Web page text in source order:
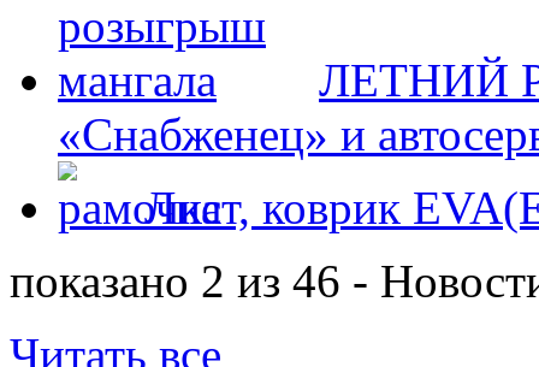
ЛЕТНИЙ
«Снабженец» и
Лист, коврик
показано 2 из 46 -
Читать все